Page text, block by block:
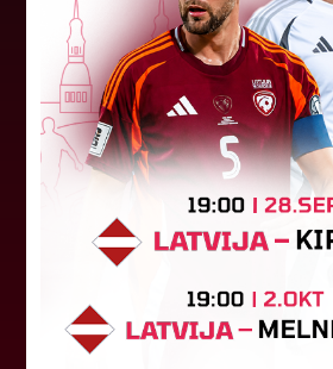
LFF DK 6. augusta
LFF Disciplinārlietu komitejas
Nr. DK 26/-38 Rīgā, 2026. gada 6.